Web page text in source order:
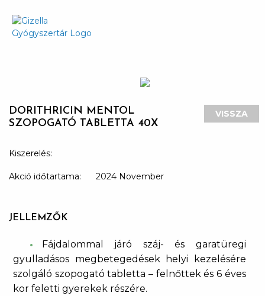
DORITHRICIN MENTOL
SZOPOGATÓ TABLETTA 40X
VISSZA
Kiszerelés:
Akció időtartama: 2024 November
JELLEMZŐK
Fájdalommal járó száj- és garatüregi
gyulladásos megbetegedések helyi kezelésére
szolgáló szopogató tabletta – felnőttek és 6 éves
kor feletti gyerekek részére.